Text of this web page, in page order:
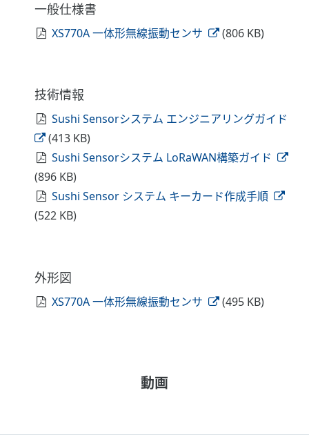
一般仕様書
XS770A 一体形無線振動センサ (806 KB)
技術情報
Sushi Sensorシステム エンジニアリングガイド
(413 KB)
Sushi Sensorシステム LoRaWAN構築ガイド
(896 KB)
Sushi Sensor システム キーカード作成手順
(522 KB)
外形図
XS770A 一体形無線振動センサ (495 KB)
動画